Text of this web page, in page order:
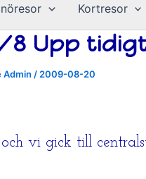
Kortresor
8 Upp
Admin / 2009-08-20
vi gick till